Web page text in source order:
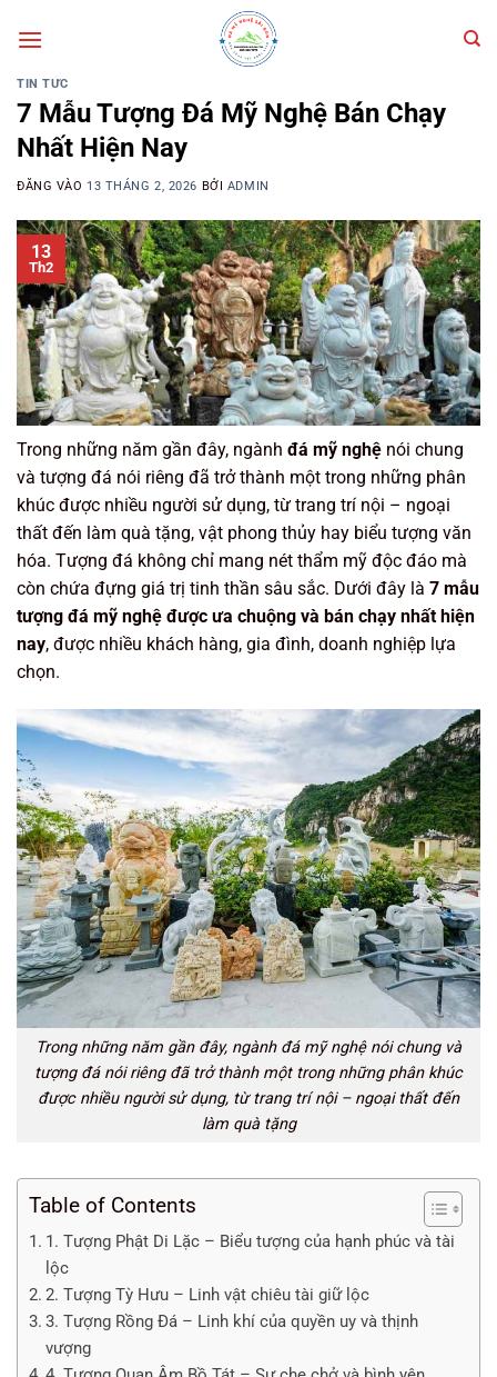
qua
TIN TỨC
7 Mẫu Tượng Đá Mỹ Nghệ Bán Chạy
Nhất Hiện Nay
ĐĂNG VÀO 13 THÁNG 2, 2026 BỞI ADMIN
13
Th2
Trong những năm gần đây, ngành đá mỹ nghệ nói chung
và tượng đá nói riêng đã trở thành một trong những phân
khúc được nhiều người sử dụng, từ trang trí nội – ngoại
thất đến làm quà tặng, vật phong thủy hay biểu tượng văn
hóa. Tượng đá không chỉ mang nét thẩm mỹ độc đáo mà
còn chứa đựng giá trị tinh thần sâu sắc. Dưới đây là 7 mẫu
tượng đá mỹ nghệ được ưa chuộng và bán chạy nhất hiện
nay, được nhiều khách hàng, gia đình, doanh nghiệp lựa
chọn.
Trong những năm gần đây, ngành đá mỹ nghệ nói chung và
tượng đá nói riêng đã trở thành một trong những phân khúc
được nhiều người sử dụng, từ trang trí nội – ngoại thất đến
làm quà tặng
Table of Contents
1. Tượng Phật Di Lặc – Biểu tượng của hạnh phúc và tài
lộc
2. Tượng Tỳ Hưu – Linh vật chiêu tài giữ lộc
3. Tượng Rồng Đá – Linh khí của quyền uy và thịnh
vượng